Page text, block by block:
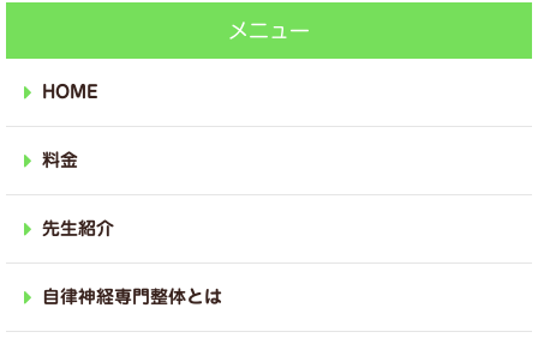
メニュー
HOME
料金
先生紹介
自律神経専門整体とは